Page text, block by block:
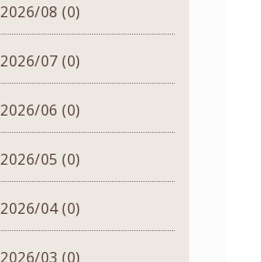
2026/08 (0)
2026/07 (0)
2026/06 (0)
2026/05 (0)
2026/04 (0)
2026/03 (0)